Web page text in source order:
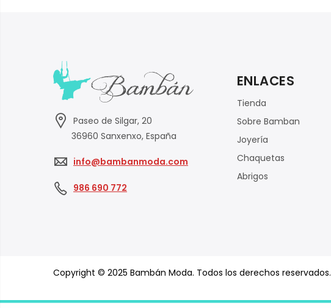
Paseo de Silgar, 20
36960 Sanxenxo, España
info@bambanmoda.com
986 690 772
ENLACES
Tienda
Sobre Bamban
Joyería
Chaquetas
Abrigos
Copyright © 2025 Bambán Moda. Todos los derechos reservados.